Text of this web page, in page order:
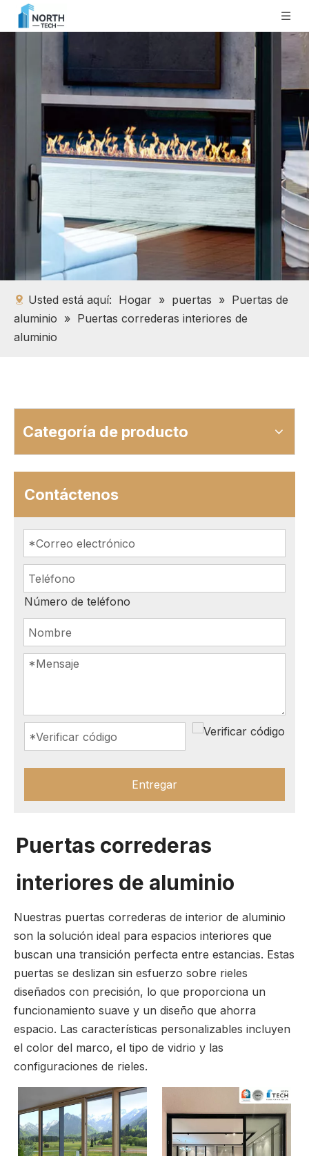
Usted está aquí: Hogar » puertas » Puertas de
aluminio » Puertas correderas interiores de
aluminio
Categoría de producto
Contáctenos
Número de teléfono
Entregar
Puertas correderas
interiores de aluminio
Nuestras puertas correderas de interior de aluminio
son la solución ideal para espacios interiores que
buscan una transición perfecta entre estancias. Estas
puertas se deslizan sin esfuerzo sobre rieles
diseñados con precisión, lo que proporciona un
funcionamiento suave y un diseño que ahorra
espacio. Las características personalizables incluyen
el color del marco, el tipo de vidrio y las
configuraciones de rieles.